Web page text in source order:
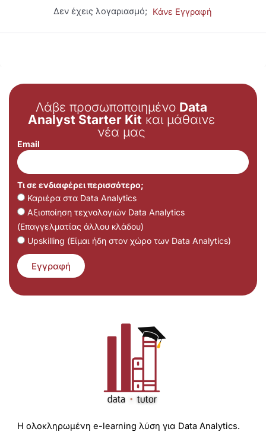
Δεν έχεις λογαριασμό; Κάνε Εγγραφή
Λάβε προσωποποιημένο Data
Analyst Starter Kit και μάθαινε
νέα μας
Email
Τι σε ενδιαφέρει περισσότερο;
Καριέρα στα Data Analytics
Αξιοποίηση τεχνολογιών Data Analytics
(Επαγγελματίας άλλου κλάδου)
Upskilling (Είμαι ήδη στον χώρο των Data Analytics)
Εγγραφή
Η ολοκληρωμένη e-learning λύση για Data Analytics.